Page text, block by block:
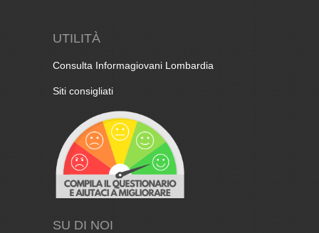
UTILITÀ
Consulta Informagiovani Lombardia
Siti consigliati
SU DI NOI